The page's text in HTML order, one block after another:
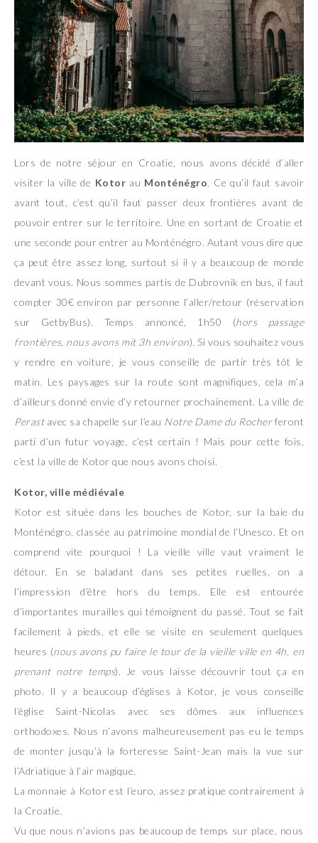
Lors de notre séjour en Croatie, nous avons décidé d’aller
visiter la ville de Kotor au Monténégro. Ce qu’il faut savoir
avant tout, c’est qu’il faut passer deux frontières avant de
pouvoir entrer sur le territoire. Une en sortant de Croatie et
une seconde pour entrer au Monténégro. Autant vous dire que
ça peut être assez long, surtout si il y a beaucoup de monde
devant vous. Nous sommes partis de Dubrovnik en bus, il faut
compter 30€ environ par personne l’aller/retour (réservation
sur GetbyBus). Temps annoncé, 1h50 (hors passage
frontières, nous avons mit 3h environ). Si vous souhaitez vous
y rendre en voiture, je vous conseille de partir très tôt le
matin. Les paysages sur la route sont magnifiques, cela m’a
d’ailleurs donné envie d’y retourner prochainement. La ville de
Perastavec sa chapelle sur l’eau Notre Dame du Rocherferont
parti d’un futur voyage, c’est certain ! Mais pour cette fois,
c’est la ville de Kotor que nous avons choisi.
Kotor, ville médiévale
Kotor est située dans les bouches de Kotor, sur la baie du
Monténégro, classée au patrimoine mondial de l’Unesco. Et on
comprend vite pourquoi ! La vieille ville vaut vraiment le
détour. En se baladant dans ses petites ruelles, on a
l’impression d’être hors du temps. Elle est entourée
d’importantes murailles qui témoignent du passé. Tout se fait
facilement à pieds, et elle se visite en seulement quelques
heures (nous avons pu faire le tour de la vieille ville en 4h, en
prenant notre temps). Je vous laisse découvrir tout ça en
photo. Il y a beaucoup d’églises à Kotor, je vous conseille
l’église Saint-Nicolas avec ses dômes aux influences
orthodoxes. Nous n’avons malheureusement pas eu le temps
de monter jusqu’à la forteresse Saint-Jean mais la vue sur
l’Adriatique à l’air magique.
La monnaie à Kotor est l’euro, assez pratique contrairement à
la Croatie.
Vu que nous n’avions pas beaucoup de temps sur place, nous